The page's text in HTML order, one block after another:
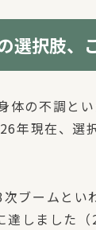
選択肢、
体の不調と
年現在、選
ブームとい
しました（